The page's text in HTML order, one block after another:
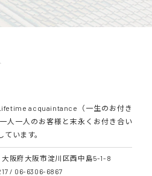
acquaintance（一生のお付き
人一人のお客様と末永くお付き合い
います。
大阪府大阪市淀川区西中島5-1-8
/ 06-6306-6867